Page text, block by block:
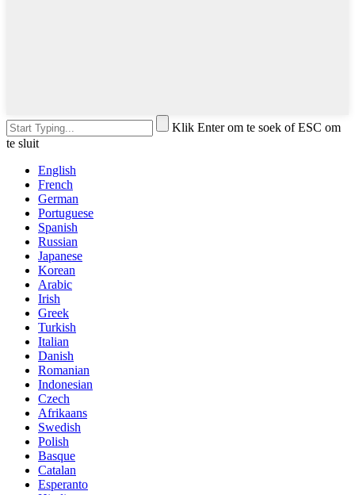
Klik Enter om te soek of ESC om
te sluit
English
French
German
Portuguese
Spanish
Russian
Japanese
Korean
Arabic
Irish
Greek
Turkish
Italian
Danish
Romanian
Indonesian
Czech
Afrikaans
Swedish
Polish
Basque
Catalan
Esperanto